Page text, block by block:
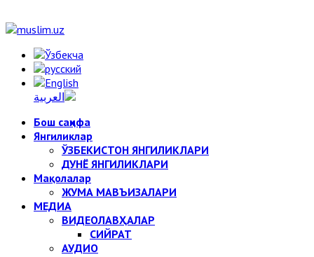
Бош саҳифа
Янгиликлар
ЎЗБЕКИСТОН ЯНГИЛИКЛАРИ
ДУНЁ ЯНГИЛИКЛАРИ
Мақолалар
ЖУМА МАВЪИЗАЛАРИ
МЕДИА
ВИДЕОЛАВҲАЛАР
СИЙРАТ
АУДИО